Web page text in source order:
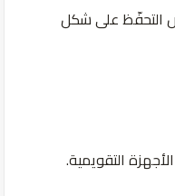
التحفّظ على شكل
التقويمية.